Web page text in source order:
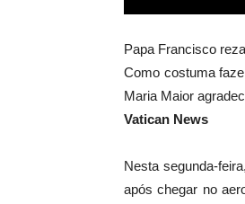
Papa Francisco
Como costuma
Maria Maior
Vatican News
Nesta segunda-
após chegar no